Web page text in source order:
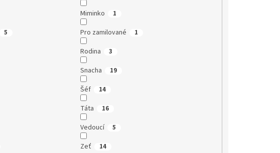
Miminko 1
5 Pro zamilované 1
Rodina 3
Snacha 19
Šéf 14
Táta 16
Vedoucí 5
Zeť 14